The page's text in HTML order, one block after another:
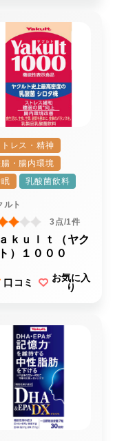
トレス・精神
・腸内環境
乳酸菌飲料
ルト
3点/1件
ｋｕｌｔ（ヤク
）１０００
口コミ
お気に入
り